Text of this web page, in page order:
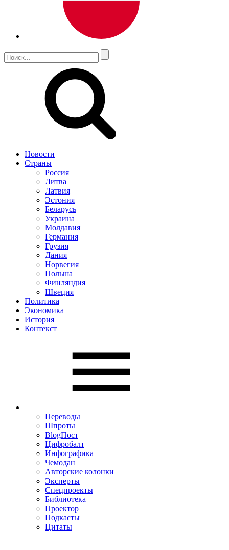
Новости
Страны
Россия
Литва
Латвия
Эстония
Беларусь
Украина
Молдавия
Германия
Грузия
Дания
Норвегия
Польша
Финляндия
Швеция
Политика
Экономика
История
Контекст
Переводы
Шпроты
BlogПост
Цифробалт
Инфографика
Чемодан
Авторские колонки
Эксперты
Спецпроекты
Библиотека
Проектор
Подкасты
Цитаты